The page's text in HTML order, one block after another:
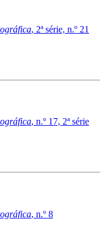
, 2ª série, n.º 21
, n.º 17, 2ª série
, n.º 8